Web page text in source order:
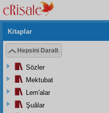
Kitaplar
Hepsini Daralt
Sözler
Mektubat
Lem'alar
Şuâlar